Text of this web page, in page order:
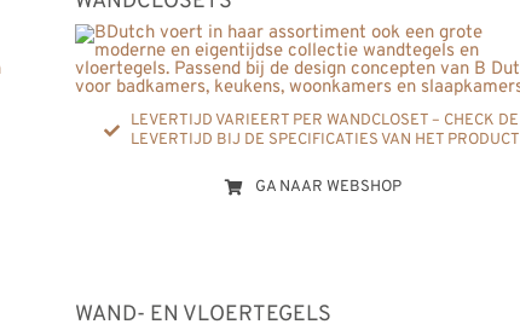
LEVERTIJD VARIEERT PER WANDCLOSET – CHECK DE
LEVERTIJD BIJ DE SPECIFICATIES VAN HET PRODUCT
GA NAAR WEBSHOP
WAND- EN VLOERTEGELS